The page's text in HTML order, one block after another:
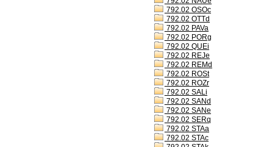
792.02 OSOc
792.02 OTTd
792.02 PAVa
792.02 PORg
792.02 QUEi
792.02 REJe
792.02 REMd
792.02 ROSt
792.02 ROZr
792.02 SALi
792.02 SANd
792.02 SANe
792.02 SERq
792.02 STAa
792.02 STAc